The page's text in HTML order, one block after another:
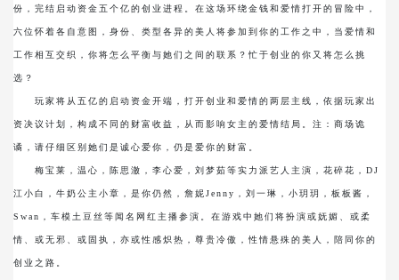
份，完结启动资金五个亿的创业进程。在这场环绕金钱和爱情打开的冒险中，
六位怀着各自意图，身份、类型各异的美人将参加到你的工作之中，当爱情和
工作相互交织，你将怎么平衡与她们之间的联系？忙于创业的你又将怎么挑
选？
玩家将从五亿的启动资金开端，打开创业和爱情的两层主线，依据玩家出
资决议计划，构成不同的财富收益，从而影响女主的爱情结局。注：商场诡
谲，请仔细区别她们是诚心爱你，仍是爱你的财富。
梅宝莱，温心，陈思澈，李心爱，刘梦茹等实力派艺人主演，花碎花，DJ
江小白，牛奶公主小章，是你仍然，詹妮Jenny，刘一琳，小玥玥，板板酱，
Swan，车模土豆丝等闻名网红主播参演。在游戏中她们将扮演或妩媚、或柔
情、或无邪、或固执，亦或性感炽热，尊贵冷傲，性情悬殊的美人，陪同你的
创业之路。